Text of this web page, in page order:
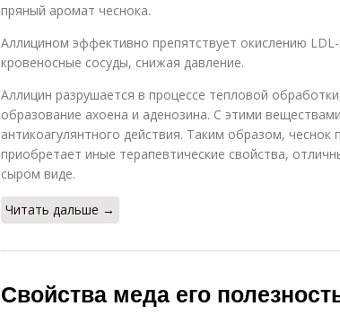
пряный аромат чеснока.
Аллицином эффективно препятствует окислению
кровеносные сосуды, снижая давление.
Аллицин разрушается в процессе тепловой
образование ахоена и аденозина. С этими
антикоагулянтного действия. Таким образом,
приобретает иные терапевтические свойства,
сыром виде.
Читать дальше →
Свойства меда его